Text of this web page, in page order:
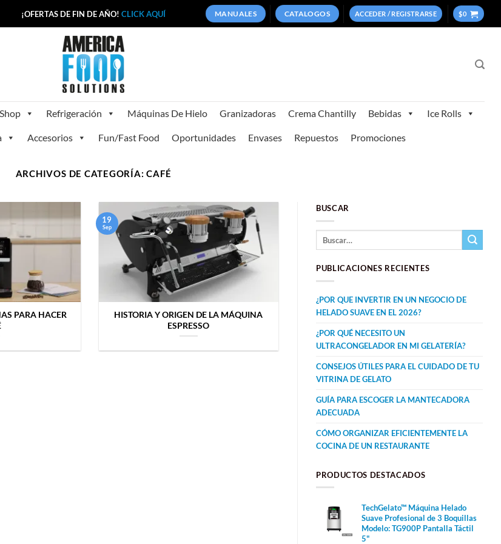
¡OFERTAS DE FIN DE AÑO! CLICK AQUÍ MANUALES CATALOGOS ACCEDER / REGISTRARSE $0
Refrigeración Máquinas De Hielo Granizadoras Crema Chantilly Bebidas Ice Rolls
Accesorios Fun/Fast Food Oportunidades Envases Repuestos Promociones
ARCHIVOS DE CATEGORÍA:CAFÉ
PARA HACER
HISTORIA Y ORIGEN DE LA MÁQUINA
ESPRESSO
19
Sep
BUSCAR
PUBLICACIONES RECIENTES
¿POR QUE INVERTIR EN UN NEGOCIO DE
HELADO SUAVE EN EL 2026?
¿POR QUÉ NECESITO UN
ULTRACONGELADOR EN MI GELATERÍA?
CONSEJOS ÚTILES PARA EL CUIDADO DE TU
VITRINA DE GELATO
GUÍA PARA ESCOGER LA MANTECADORA
ADECUADA
CÓMO ORGANIZAR EFICIENTEMENTE LA
COCINA DE UN RESTAURANTE
PRODUCTOS DESTACADOS
TechGelato™ Máquina Helado
Suave Profesional de 3 Boquillas
Modelo: TG900P Pantalla Táctil
5"